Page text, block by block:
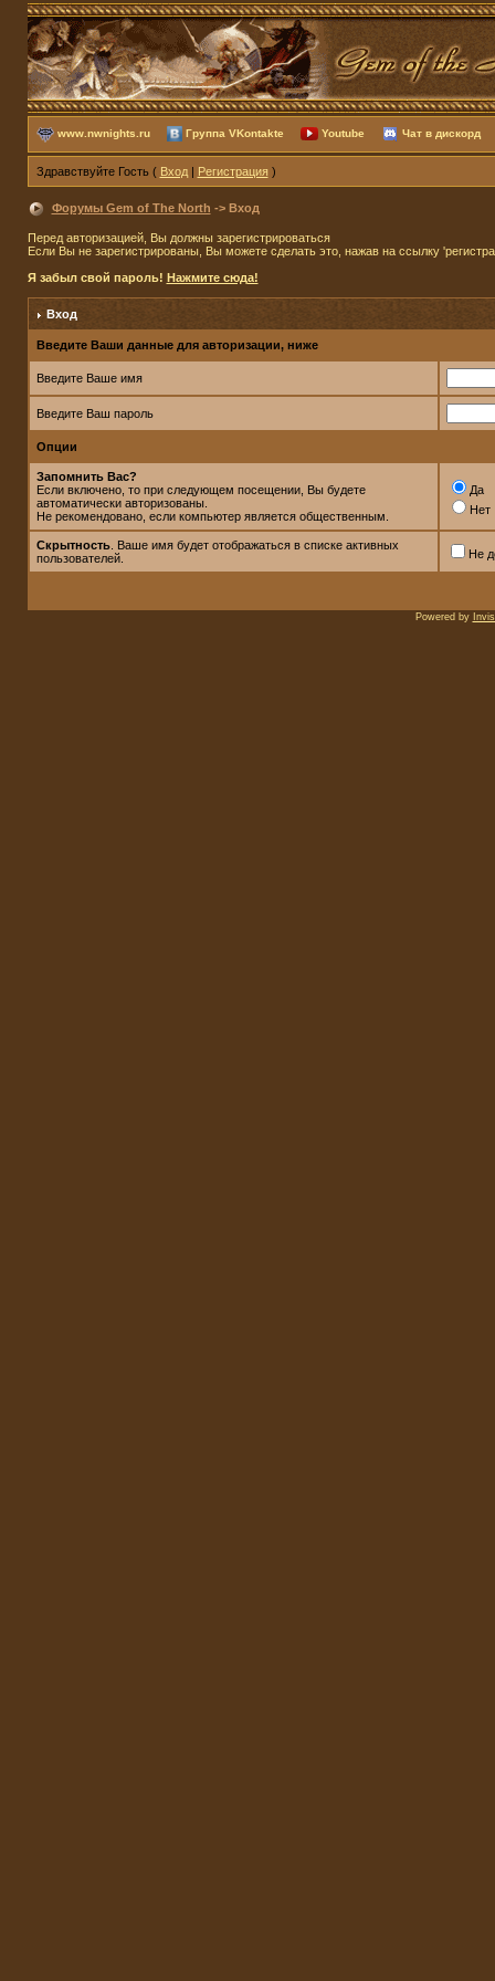
www.nwnights.ru Группа VKontakte Youtube Чат в дискорд
Здравствуйте Гость ( Вход| Регистрация)
Форумы Gem of The North -> Вход
Перед авторизацией, Вы должны зарегистрироваться
Если Вы не зарегистрированы, Вы можете сделать это, нажав на ссылку
Я забыл свой пароль! Нажмите сюда!
Вход
Введите Ваши данные для авторизации, ниже
Введите Ваше имя
Введите Ваш пароль
Опции
Запомнить Вас?
Если включено, то при следующем посещении, Вы будете
автоматически авторизованы.
Не рекомендовано, если компьютер является общественным.
Да
Нет
Скрытность. Ваше имя будет отображаться в списке активных
пользователей.
Не
Powered by